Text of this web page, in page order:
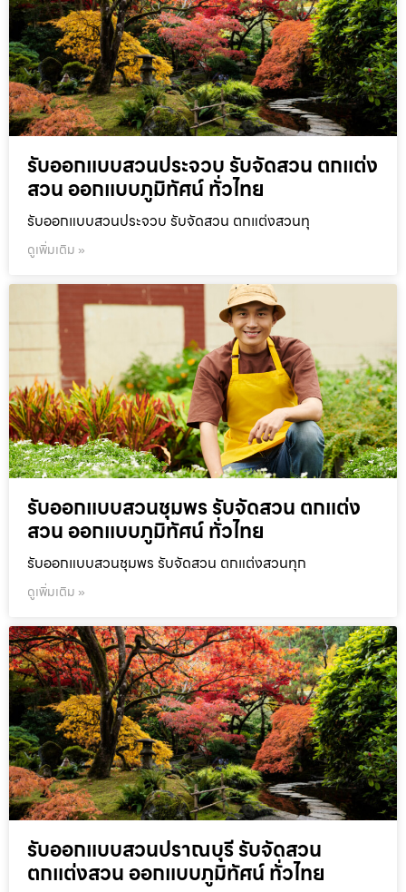
รับออกแบบสวนประจวบ รับจัดสวน ตกแต่ง
สวน ออกแบบภูมิทัศน์ ทั่วไทย
รับออกแบบสวนประจวบ รับจัดสวน ตกแต่งสวนทุ
ดูเพิ่มเติม »
รับออกแบบสวนชุมพร รับจัดสวน ตกแต่ง
สวน ออกแบบภูมิทัศน์ ทั่วไทย
รับออกแบบสวนชุมพร รับจัดสวน ตกแต่งสวนทุก
ดูเพิ่มเติม »
รับออกแบบสวนปราณบุรี รับจัดสวน
ตกแต่งสวน ออกแบบภูมิทัศน์ ทั่วไทย